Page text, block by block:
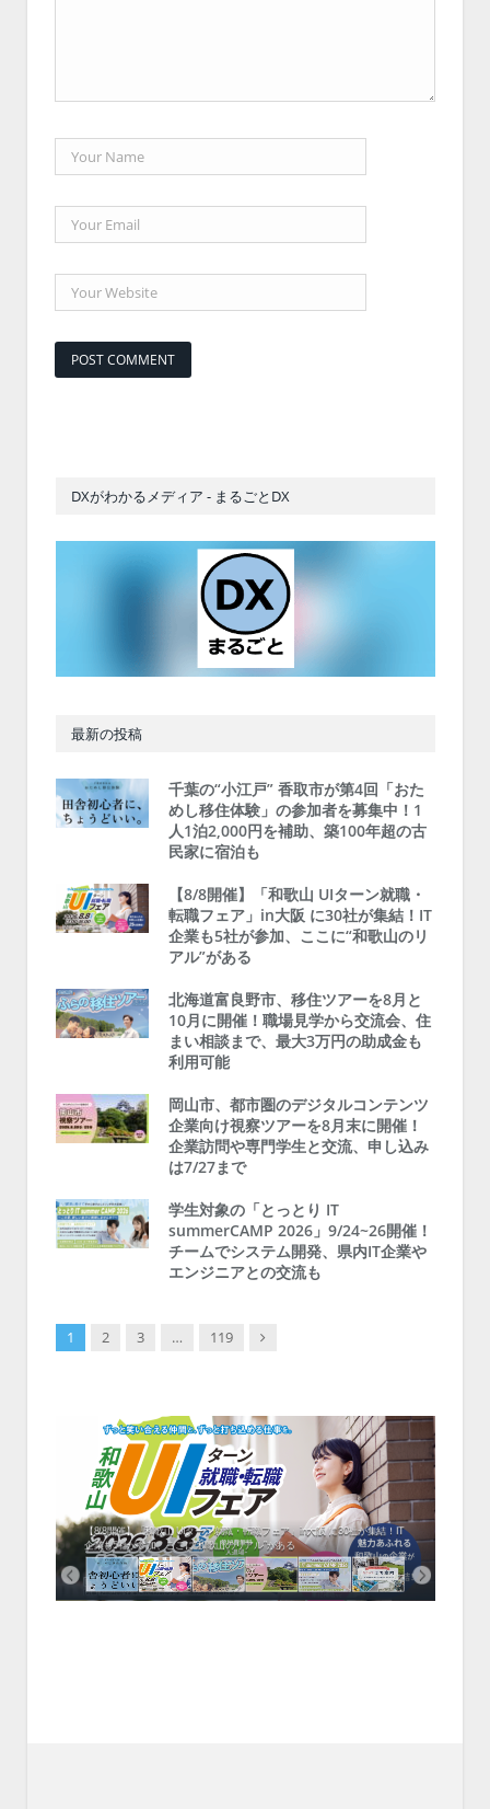
DXがわかるメディア - まるごとDX
最新の投稿
千葉の“小江戸” 香取市が第4回「おた
めし移住体験」の参加者を募集中！1
人1泊2,000円を補助、築100年超の古
民家に宿泊も
【8/8開催】「和歌山 UIターン就職・
転職フェア」in大阪 に30社が集結！IT
企業も5社が参加、ここに“和歌山のリ
アル”がある
北海道富良野市、移住ツアーを8月と
10月に開催！職場見学から交流会、住
まい相談まで、最大3万円の助成金も
利用可能
岡山市、都市圏のデジタルコンテンツ
企業向け視察ツアーを8月末に開催！
企業訪問や専門学生と交流、申し込み
は7/27まで
学生対象の「とっとり IT
summerCAMP 2026」9/24~26開催！
チームでシステム開発、県内IT企業や
エンジニアとの交流も
1 2 3 … 119 Next
【8/8開催】「和歌山 UIターン就職・転職フェア」in大阪 に30社が集結！IT
企業も5社が参加、ここに“和歌山のリアル”がある